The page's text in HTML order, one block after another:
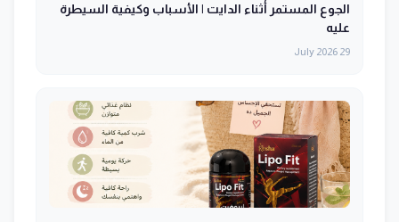
الجوع المستمر أثناء الدايت | الأسباب وكيفية السيطرة
عليه
29 July 2026